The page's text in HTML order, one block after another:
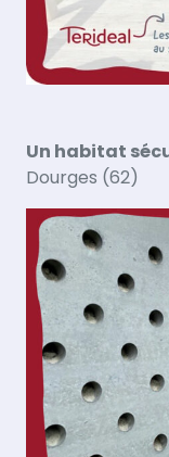
Un habitat
Dourges (62)